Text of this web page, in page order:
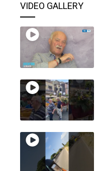
VIDEO GALLERY